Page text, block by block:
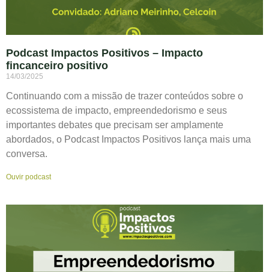
Podcast Impactos Positivos – Impacto
fincanceiro positivo
14/03/2025
Continuando com a missão de trazer conteúdos sobre o
ecossistema de impacto, empreendedorismo e seus
importantes debates que precisam ser amplamente
abordados, o Podcast Impactos Positivos lança mais uma
conversa.
Ouvir podcast